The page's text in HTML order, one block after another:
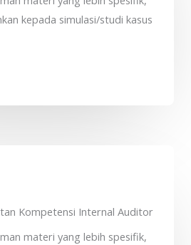
kepada simulasi/studi kasus
Kompetensi Internal Auditor
materi yang lebih spesifik,